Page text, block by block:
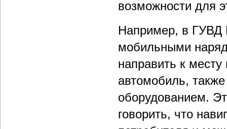
возможности для
Например, в ГУВД
мобильными
направить к
автомобиль,
оборудованием.
говорить, что